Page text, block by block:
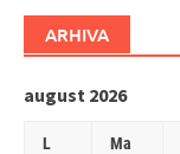
ARHIVA
august 2026
L Ma